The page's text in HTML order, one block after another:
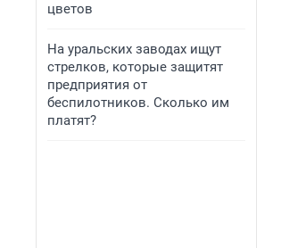
цветов
На уральских заводах ищут
стрелков, которые защитят
предприятия от
беспилотников. Сколько им
платят?